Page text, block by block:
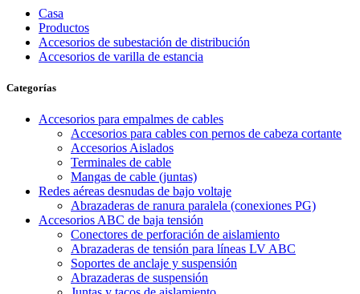
Casa
Productos
Accesorios de subestación de distribución
Accesorios de varilla de estancia
Categorías
Accesorios para empalmes de cables
Accesorios para cables con pernos de cabeza cortante
Accesorios Aislados
Terminales de cable
Mangas de cable (juntas)
Redes aéreas desnudas de bajo voltaje
Abrazaderas de ranura paralela (conexiones PG)
Accesorios ABC de baja tensión
Conectores de perforación de aislamiento
Abrazaderas de tensión para líneas LV ABC
Soportes de anclaje y suspensión
Abrazaderas de suspensión